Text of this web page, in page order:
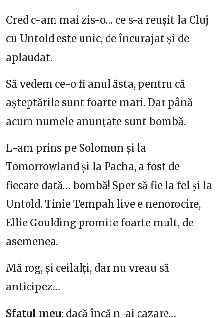
Cred c-am mai zis-o… ce s-a reușit la Cluj
cu Untold este unic, de încurajat și de
aplaudat.
Să vedem ce-o fi anul ăsta, pentru că
așteptările sunt foarte mari. Dar până
acum numele anunțate sunt bombă.
L-am prins pe Solomun și la
Tomorrowland și la Pacha, a fost de
fiecare dată… bombă! Sper să fie la fel și la
Untold. Tinie Tempah live e nenorocire,
Ellie Goulding promite foarte mult, de
asemenea.
Mă rog, și ceilalți, dar nu vreau să
anticipez…
Sfatul meu: dacă încă n-ai cazare…